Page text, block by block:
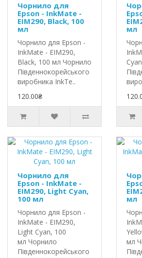
Чорнило для
Epson - InkMate -
EIM290, Black, 100
мл
Чорнило для Epson -
InkMate - EIM290,
Black, 100 мл Чорнило
Південнокорейського
виробника InkTe..
120.00₴
мл
Чорнило для
Epson - InkMate -
EIM290, Light Cyan,
100 мл
Чорнило для Epson -
InkMate - EIM290,
Light Cyan, 100
мл Чорнило
Південнокорейського
мл
мл